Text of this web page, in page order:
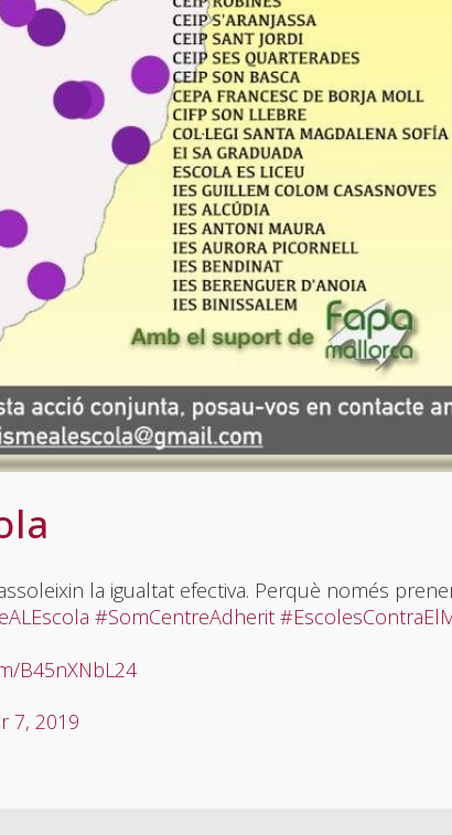
la igualtat efectiva. Perquè només
#SomCentreAdherit
B45nXNbL24
7, 2019